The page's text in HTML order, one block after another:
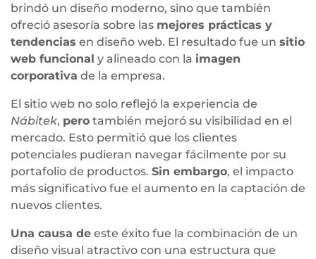
brindó un diseño moderno, sino que también
ofreció asesoría sobre las mejores prácticas y
tendencias en diseño web. El resultado fue un sitio
web funcional y alineado con la imagen
corporativa de la empresa.
El sitio web no solo reflejó la experiencia de
Nábitek, pero también mejoró su visibilidad en el
mercado. Esto permitió que los clientes
potenciales pudieran navegar fácilmente por su
portafolio de productos. Sin embargo, el impacto
más significativo fue el aumento en la captación de
nuevos clientes.
Una causa de este éxito fue la combinación de un
diseño visual atractivo con una estructura que